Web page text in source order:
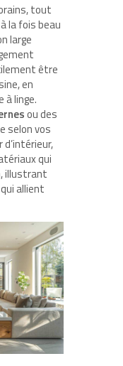
tout
la fois beau
large
être
en
à linge.
ou des
selon vos
qui
illustrant
qui allient